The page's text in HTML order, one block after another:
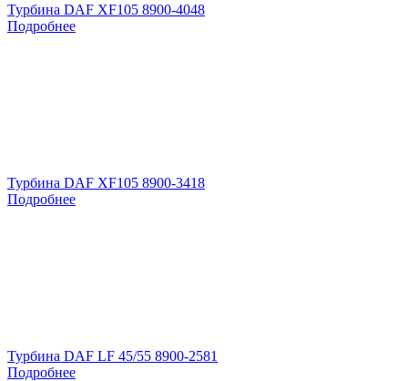
Турбина DAF XF105 8900-4048
Подробнее
Турбина DAF XF105 8900-3418
Подробнее
Турбина DAF LF 45/55 8900-2581
Подробнее